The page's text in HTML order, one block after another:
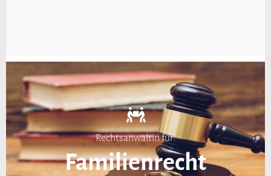
Rechtsanwältin für:
Familienrecht